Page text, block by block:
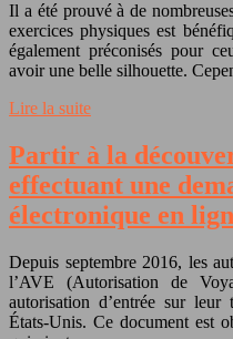
Il a été prouvé à de
exercices physiques est
également préconisés pour
avoir une belle silhouette.
Lire la suite
Partir à la
effectuant une
électronique en
Depuis septembre 2016, les
l’AVE (Autorisation de
autorisation d’entrée sur
États-Unis. Ce document est